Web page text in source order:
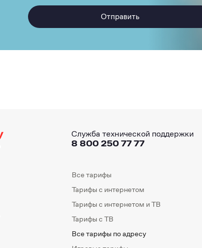
Отправить
Служба технической поддержки
8 800 250 77 77
Все тарифы
Тарифы с интернетом
Тарифы с интернетом и ТВ
Тарифы с ТВ
Все тарифы по адресу